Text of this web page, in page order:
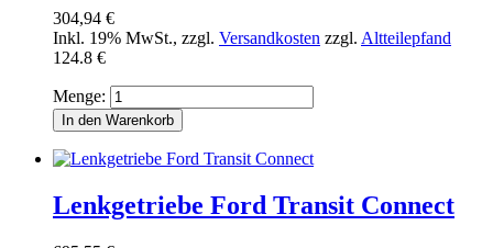
304,94 €
Inkl. 19% MwSt., zzgl. Versandkosten zzgl. Altteilepfand
124.8 €
Menge:
In den Warenkorb
Lenkgetriebe Ford Transit Connect